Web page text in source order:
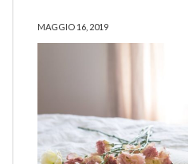
MAGGIO 16, 2019